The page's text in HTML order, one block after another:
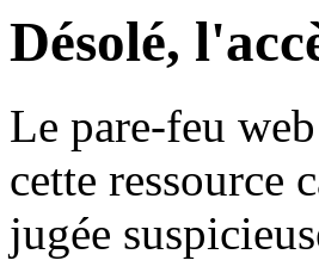
Désolé,
Le pare-feu
cette ressource
jugée